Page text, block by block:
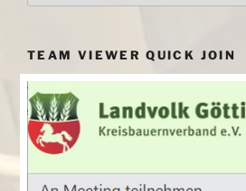
TEAM VIEWER QUICK JOIN